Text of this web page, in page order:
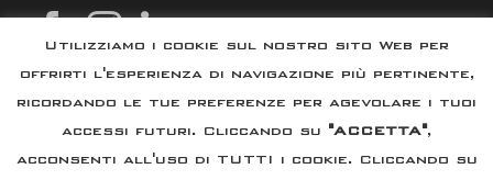
Utilizziamo i cookie sul nostro sito Web per
offrirti l'esperienza di navigazione più pertinente,
ricordando le tue preferenze per agevolare i tuoi
accessi futuri. Cliccando su "ACCETTA",
acconsenti all'uso di TUTTI i cookie. Cliccando su